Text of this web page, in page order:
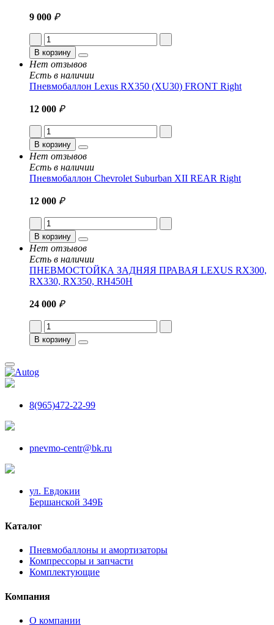
9 000 ₽
В корзину
Нет отзывов
Есть в наличии
Пневмобаллон Lexus RX350 (XU30) FRONT Right
12 000 ₽
В корзину
Нет отзывов
Есть в наличии
Пневмобаллон Chevrolet Suburban XII REAR Right
12 000 ₽
В корзину
Нет отзывов
Есть в наличии
ПНЕВМОСТОЙКА ЗАДНЯЯ ПРАВАЯ LEXUS RX300,
RX330, RX350, RH450H
24 000 ₽
В корзину
8(965)472-22-99
pnevmo-centr@bk.ru
ул. Евдокии
Бершанской 349Б
Каталог
Пневмобаллоны и амортизаторы
Компрессоры и запчасти
Комплектующие
Компания
О компании